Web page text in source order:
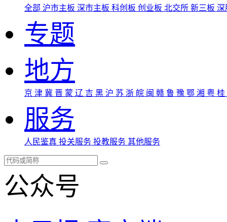
全部 沪市主板 深市主板 科创板 创业板 北交所 新三板
专题
地方
京 津 冀 晋 蒙 辽 吉 黑 沪 苏 浙 皖 闽 赣 鲁 豫 鄂 湘 粤 桂
服务
人民鉴真 投关服务 投教服务 其他服务
公众号